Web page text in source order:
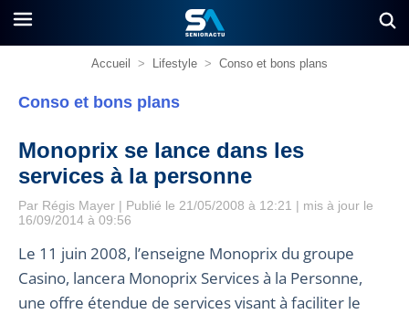
Accueil > Lifestyle > Conso et bons plans
Conso et bons plans
Monoprix se lance dans les
services à la personne
Par Régis Mayer | Publié le 21/05/2008 à 12:21 | mis à jour le
16/09/2014 à 09:56
Le 11 juin 2008, l’enseigne Monoprix du groupe
Casino, lancera Monoprix Services à la Personne,
une offre étendue de services visant à faciliter le